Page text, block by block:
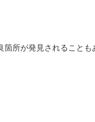
箇所が発見されることも